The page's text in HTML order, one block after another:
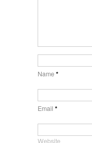
Name*
Email *
Website